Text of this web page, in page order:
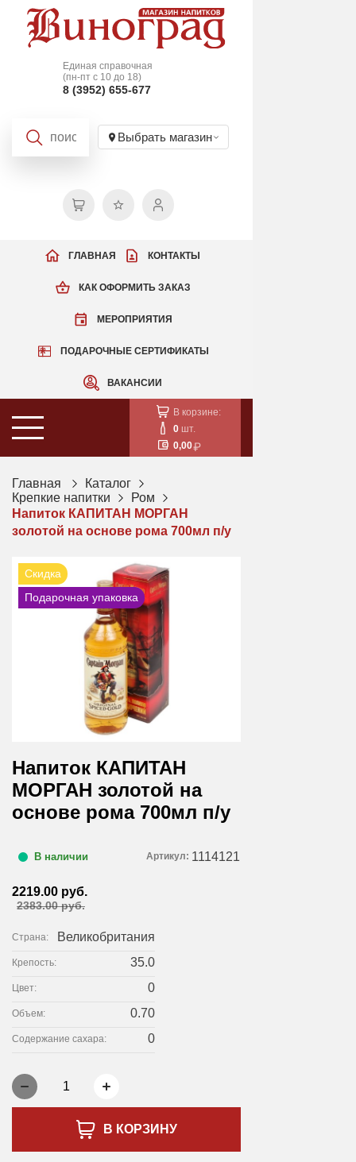
Единая справочная
(пн-пт с 10 до 18)
8 (3952) 655-677
Выбрать магазин
КАК ОФОРМИТЬ ЗАКАЗ
МЕРОПРИЯТИЯ
ПОДАРОЧНЫЕ СЕРТИФИКАТЫ
ВАКАНСИИ
ГЛАВНАЯ КОНТАКТЫ
В корзине:
0 шт.
0,00
Главная
Каталог
Крепкие напитки
Ром
Напиток КАПИТАН МОРГАН
золотой на основе рома 700мл п/у
Скидка
Подарочная упаковка
Напиток КАПИТАН
МОРГАН золотой на
основе рома 700мл п/у
В наличии Артикул: 1114121
2219.00 руб.
2383.00 руб.
Страна: Великобритания
Крепость: 35.0
Цвет: 0
Объем: 0.70
Содержание сахара: 0
1
В КОРЗИНУ